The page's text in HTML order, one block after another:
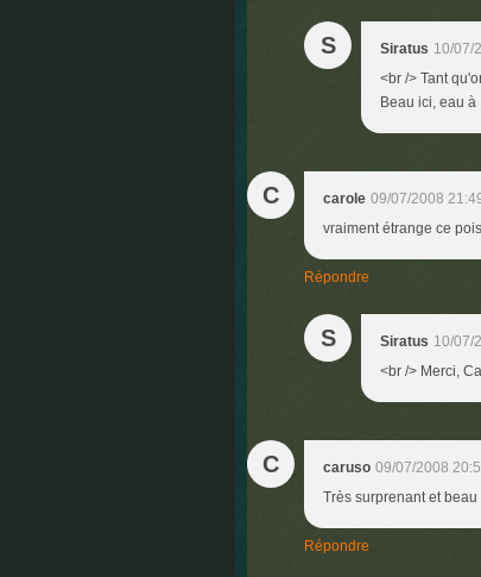
S Siratus 10/07/
<br /> Tant
Beau ici, eau à
C carole 09/07/2008
vraiment étrange ce
Répondre
S Siratus 10/07/
<br /> Merci,
C caruso 09/07/2008
Très surprenant et
Répondre